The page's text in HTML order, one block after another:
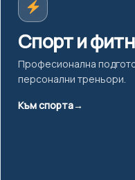
Спорт и
Професионална
персонални треньори.
Към спорта→